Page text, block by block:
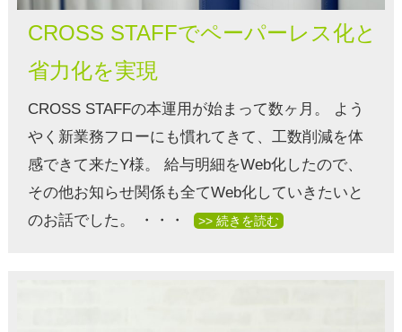
CROSS STAFFでペーパーレス化と
省力化を実現
CROSS STAFFの本運用が始まって数ヶ月。 よう
やく新業務フローにも慣れてきて、工数削減を体
感できて来たY様。 給与明細をWeb化したので、
その他お知らせ関係も全てWeb化していきたいと
のお話でした。 ・・・
>> 続きを読む